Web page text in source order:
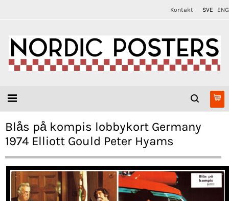
Kontakt SVE ENG
Blås på kompis lobbykort Germany
1974 Elliott Gould Peter Hyams